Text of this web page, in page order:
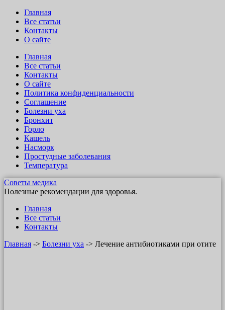
Главная
Все статьи
Контакты
О сайте
Главная
Все статьи
Контакты
О сайте
Политика конфиденциальности
Соглашение
Болезни уха
Бронхит
Горло
Кашель
Насморк
Простудные заболевания
Температура
Советы медика
Полезные рекомендации для здоровья.
Главная
Все статьи
Контакты
Главная -> Болезни уха -> Лечение антибиотиками при отите